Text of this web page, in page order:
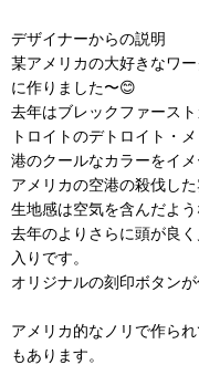
デザイナーからの説明
某アメリカの大好きなワ
に作りました〜😊
去年はブレックファース
トロイトのデトロイト・
港のクールなカラーをイ
アメリカの空港の殺伐し
生地感は空気を含んだよ
去年のよりさらに頭が良
入りです。
オリジナルの刻印ボタンが
アメリカ的なノリで作ら
もあります。